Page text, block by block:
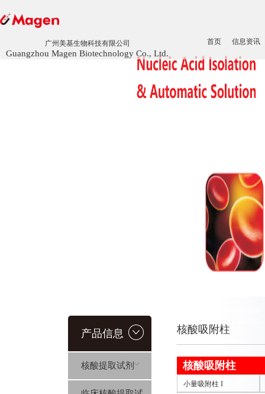
广州美基生物科技有限公司
Guangzhou Magen Biotechnology Co., Ltd.
首页 信息资讯
产品信息
核酸提取试剂
核酸吸附柱
核酸吸附柱
小量吸附柱 I